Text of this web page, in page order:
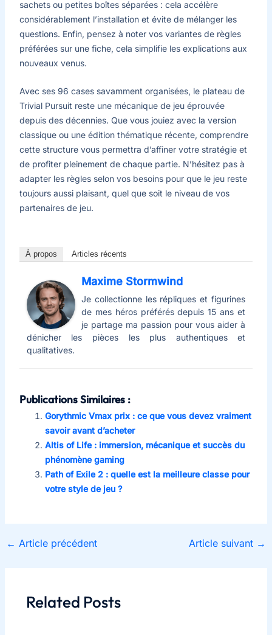
sachets ou petites boîtes séparées : cela accélère
considérablement l’installation et évite de mélanger les
questions. Enfin, pensez à noter vos variantes de règles
préférées sur une fiche, cela simplifie les explications aux
nouveaux venus.
Avec ses 96 cases savamment organisées, le plateau de
Trivial Pursuit reste une mécanique de jeu éprouvée
depuis des décennies. Que vous jouiez avec la version
classique ou une édition thématique récente, comprendre
cette structure vous permettra d’affiner votre stratégie et
de profiter pleinement de chaque partie. N’hésitez pas à
adapter les règles selon vos besoins pour que le jeu reste
toujours aussi plaisant, quel que soit le niveau de vos
partenaires de jeu.
À propos Articles récents
Maxime Stormwind
Je collectionne les répliques et figurines
de mes héros préférés depuis 15 ans et
je partage ma passion pour vous aider à
dénicher les pièces les plus authentiques et
qualitatives.
Publications Similaires :
Gorythmic Vmax prix : ce que vous devez vraiment
savoir avant d’acheter
Altis of Life : immersion, mécanique et succès du
phénomène gaming
Path of Exile 2 : quelle est la meilleure classe pour
votre style de jeu ?
← Article précédent Article suivant →
Related Posts